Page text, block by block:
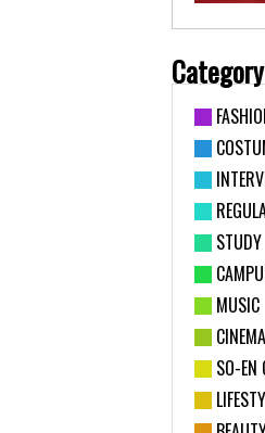
STUDY
MUSIC
SO-EN